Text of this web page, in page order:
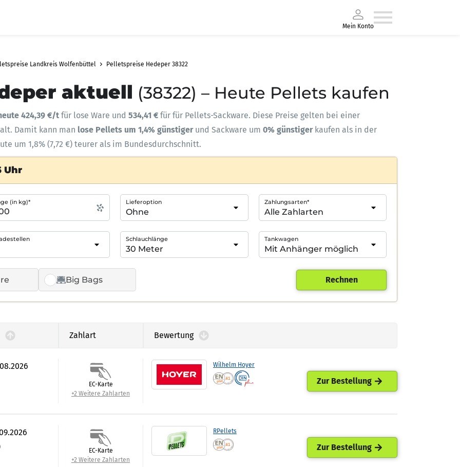
Mein Konto
Landkreis Wolfenbüttel Pelletspreise Hedeper 38322
aktuell (38322) – Heute Pellets kaufen
424,39 €/t für lose Ware und 534,41 € für für Pellets-Sackware. Diese Preise gelten bei einer
Damit kann man lose Pellets um 1,4% günstiger und Sackware um 0% günstigerkaufen als in der
um 1,8% (7,72 €) teurer als im Bundesdurchschnitt.
Uhr
Big Bags
(in kg)* Lieferoption Zahlungsarten*
Schlauchlänge Tankwagen
Rechnen
Zahlart Bewertung
Wilhelm Hoyer
EC-Karte
+2 Weitere Zahlarten
Zur Bestellung
RPellets
EC-Karte
+2 Weitere Zahlarten
Zur Bestellung